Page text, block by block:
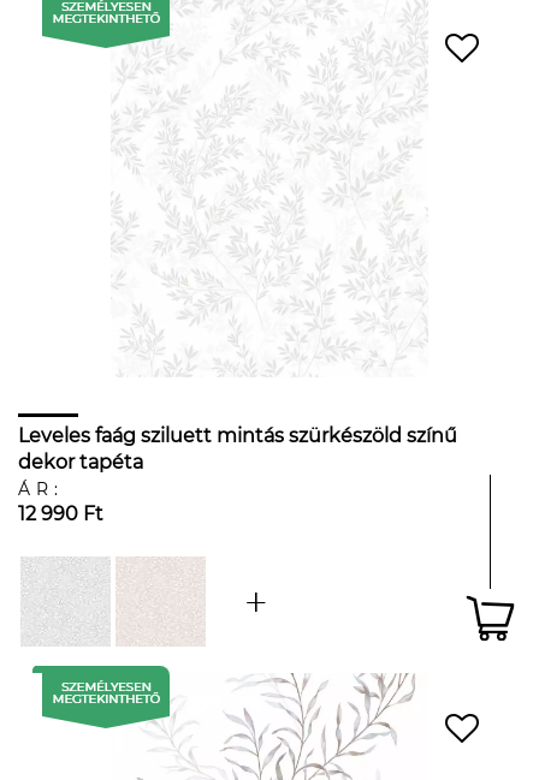
Leveles faág sziluett mintás szürkészöld színű
dekor tapéta
ÁR:
12 990 Ft